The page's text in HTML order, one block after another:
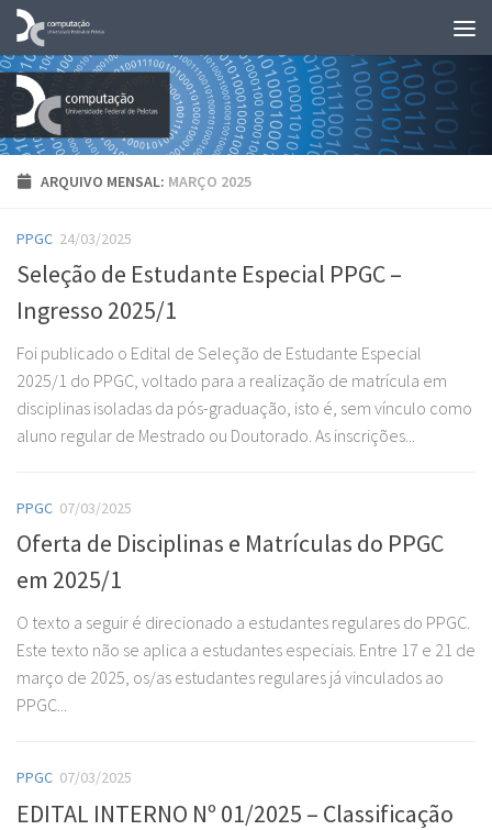
Skip to content
ARQUIVO MENSAL: MARÇO 2025
PPGC 24/03/2025
Seleção de Estudante Especial PPGC –
Ingresso 2025/1
Foi publicado o Edital de Seleção de Estudante Especial
2025/1 do PPGC, voltado para a realização de matrícula em
disciplinas isoladas da pós-graduação, isto é, sem vínculo como
aluno regular de Mestrado ou Doutorado. As inscrições...
PPGC 07/03/2025
Oferta de Disciplinas e Matrículas do PPGC
em 2025/1
O texto a seguir é direcionado a estudantes regulares do PPGC.
Este texto não se aplica a estudantes especiais. Entre 17 e 21 de
março de 2025, os/as estudantes regulares já vinculados ao
PPGC...
PPGC 07/03/2025
EDITAL INTERNO Nº 01/2025 – Classificação